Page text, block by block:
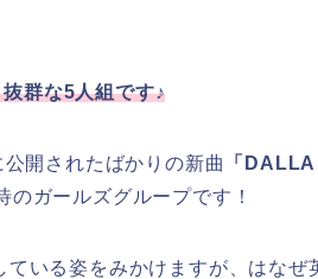
群な5人組です♪
公開されたばかりの新曲 「
ガールズグループです！
いる姿をみかけますが、はなぜ